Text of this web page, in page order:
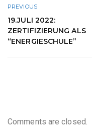
PREVIOUS
19.JULI 2022:
ZERTIFIZIERUNG ALS
“ENERGIESCHULE”
Comments are closed.